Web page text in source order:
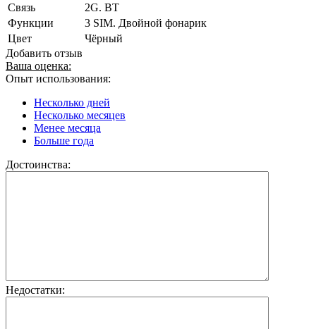
Связь
2G. BT
Функции
3 SIM. Двойной фонарик
Цвет
Чёрный
Добавить отзыв
Ваша оценка:
Опыт использования:
Несколько дней
Несколько месяцев
Менее месяца
Больше года
Достоинства:
Недостатки: